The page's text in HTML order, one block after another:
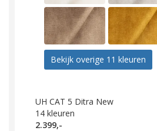
Bekijk overige 11 kleuren
UH CAT 5 Ditra New
14 kleuren
2.399,-